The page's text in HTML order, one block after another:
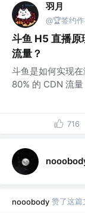
羽月
@🏆签约
斗鱼 H5 直播原
流量？
斗鱼是如何实现
80% 的 CDN 流
716
nooobody 赞了这篇